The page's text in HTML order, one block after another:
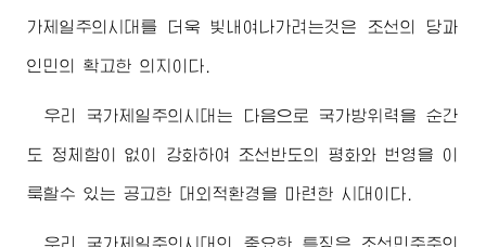
가제일주의시대를 더욱 빛내여나가려는것은 조선의 당과
인민의 확고한 의지이다.
우리 국가제일주의시대는 다음으로 국가방위력을 순간
도 정체함이 없이 강화하여 조선반도의 평화와 번영을 이
룩할수 있는 공고한 대외적환경을 마련한 시대이다.
우리 국가제일주의시대의 중요한 특징은 조선민주주의